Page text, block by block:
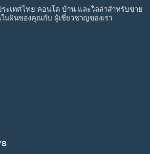
ระเทศไทย คอนโด บ้าน และวิลล่าสำหรับขาย
นฝันของคุณกับ ผู้เชี่ยวชาญของเรา